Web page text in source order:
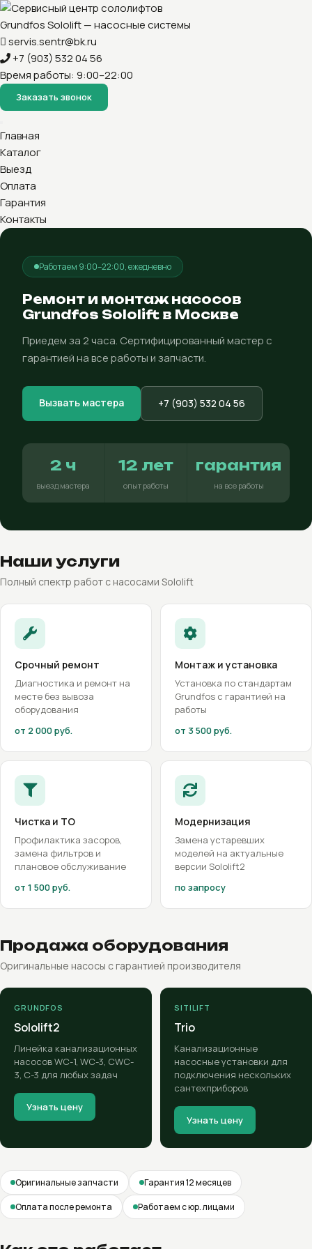
Grundfos Sololift — насосные системы
servis.sentr@bk.ru
+7 (903) 532 04 56
Время работы: 9:00–22:00
Заказать звонок
Главная
Каталог
Выезд
Оплата
Гарантия
Контакты
Работаем 9:00–22:00, ежедневно
Ремонт и монтаж насосов
Grundfos Sololift в Москве
Приедем за 2 часа. Сертифицированный мастер с
гарантией на все работы и запчасти.
Вызвать мастера +7 (903) 532 04 56
2 ч
выезд мастера
12 лет
опыт работы
гарантия
на все работы
Наши услуги
Полный спектр работ с насосами Sololift
Срочный ремонт
Диагностика и ремонт на
месте без вывоза
оборудования
от 2 000 руб.
Монтаж и установка
Установка по стандартам
Grundfos с гарантией на
работы
от 3 500 руб.
Чистка и ТО
Профилактика засоров,
замена фильтров и
плановое обслуживание
от 1 500 руб.
Модернизация
Замена устаревших
моделей на актуальные
версии Sololift2
по запросу
Продажа оборудования
Оригинальные насосы с гарантией производителя
GRUNDFOS
Sololift2
Линейка канализационных
насосов WC-1, WC-3, CWC-
3, C-3 для любых задач
Узнать цену
SITILIFT
Trio
Канализационные
насосные установки для
подключения нескольких
сантехприборов
Узнать цену
Оригинальные запчасти Гарантия 12 месяцев
Оплата после ремонта Работаем с юр. лицами